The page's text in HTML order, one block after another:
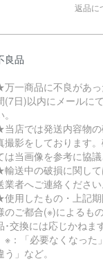
返品に
良品
一商品に不良があ
(7日)以内にメールに
店では発送内容物
撮影をしております
は当画像を参考に協議
送中の破損に関し
業者へご連絡ください
用したもの・上記
のご都合(※)によるも
･交換には応じかねます
※：「必要なくなった
う」など。